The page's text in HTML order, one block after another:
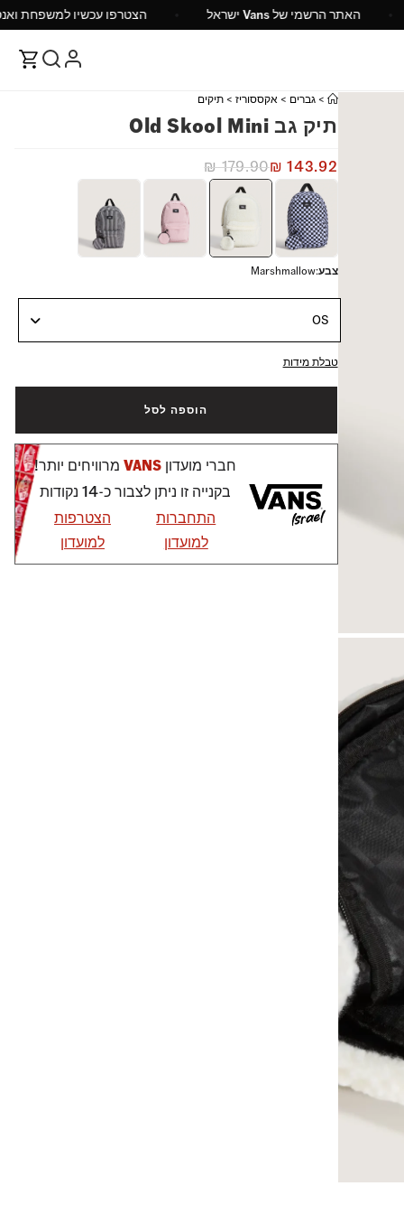
האתר הרשמי של Vans ישראל הצטרפו
>גברים >אקססוריז >תיקים
תיק גב Old Skool Mini
₪179.90₪ 143.92
צבע:
Marshmallow
OS
טבלת מידות
הוספה לסל
חברי מועדוןVANS מרוויחים יותר!
בקנייה זו ניתן לצבור כ-14 נקודות
התחברות
למועדון
הצטרפות
למועדון